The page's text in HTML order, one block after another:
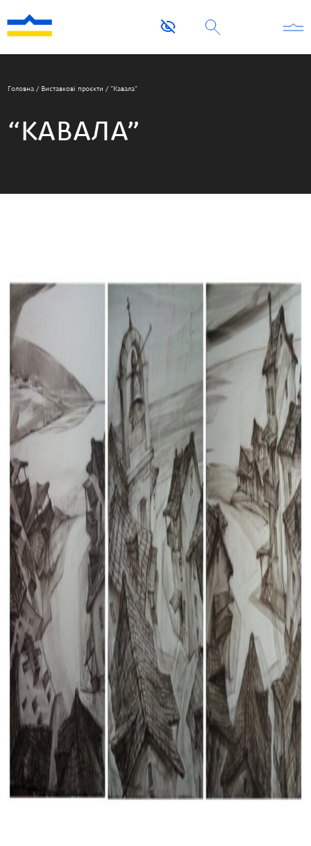
Головна / Виставкові проєкти / “Кавала”
“КАВАЛА”